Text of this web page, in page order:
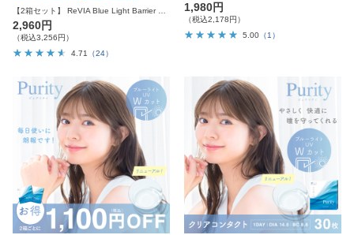
【2箱セット】 ReVIA Blue Light Barrier 1day 30枚入り×2箱 計60枚 レヴィア コンタクトレンズ
2,960円
（税込3,256円）
4.71 （24）
1,980円
（税込2,178円）
5.00 （1）